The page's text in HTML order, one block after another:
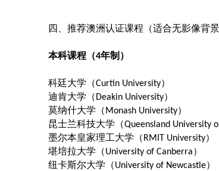
四、推荐澳洲认证课程（适合无影像背景
本科课程（4年制）
科廷大学（Curtin University）
迪肯大学（ Deakin University）
莫纳什大学（ Monash University）
昆士兰科技大学（Queensland University
墨尔本皇家理工大学（ RMIT University）
堪培拉大学（University of Canberra）
纽卡斯尔大学（University of Newcastle）